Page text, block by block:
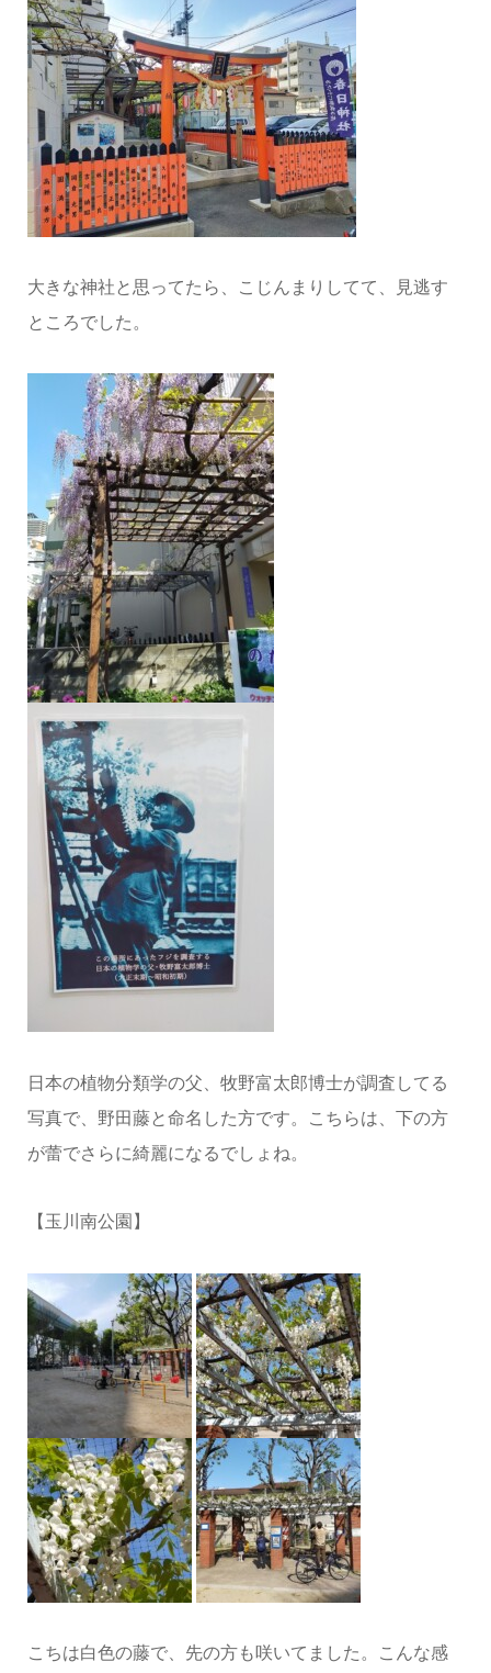
大きな神社と思ってたら、こじんまりしてて、見逃す
ところでした。
日本の植物分類学の父、牧野富太郎博士が調査してる
写真で、野田藤と命名した方です。こちらは、下の方
が蕾でさらに綺麗になるでしょね。
【玉川南公園】
こちは白色の藤で、先の方も咲いてました。こんな感